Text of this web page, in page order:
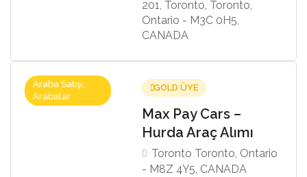
201, Toronto, Toronto,
Ontario - M3C 0H5,
CANADA
Araba Satışı,
Arabalar
GOLD ÜYE
Max Pay Cars –
Hurda Araç Alımı
Toronto Toronto, Ontario
- M8Z 4Y5, CANADA